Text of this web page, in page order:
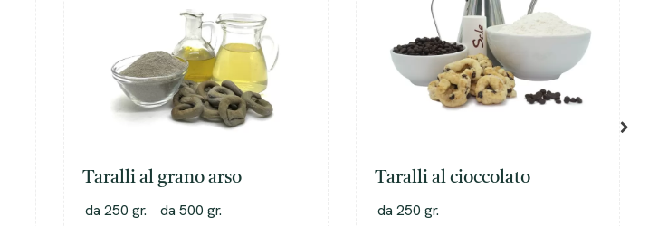
Taralli al grano arso
da 250 gr.
da 500 gr.
Taralli al cioccolato
da 250 gr.